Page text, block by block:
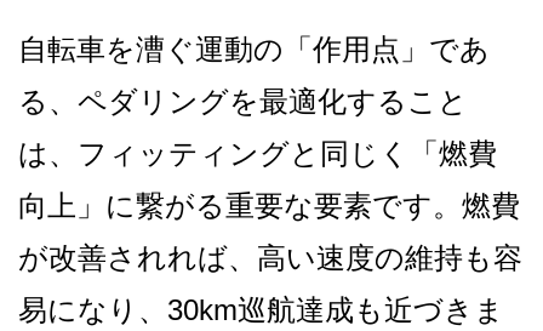
自転車を漕ぐ運動の「作用点」であ
る、ペダリングを最適化すること
は、フィッティングと同じく「燃費
向上」に繋がる重要な要素です。燃費
が改善されれば、高い速度の維持も容
易になり、30km巡航達成も近づきま